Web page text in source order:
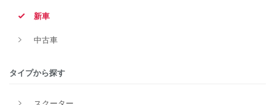
新車
中古車
タイプから探す
スクーター